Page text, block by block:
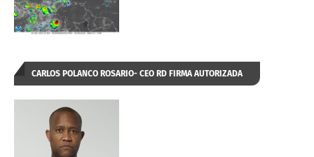
CARLOS POLANCO ROSARIO- CEO RD FIRMA AUTORIZADA